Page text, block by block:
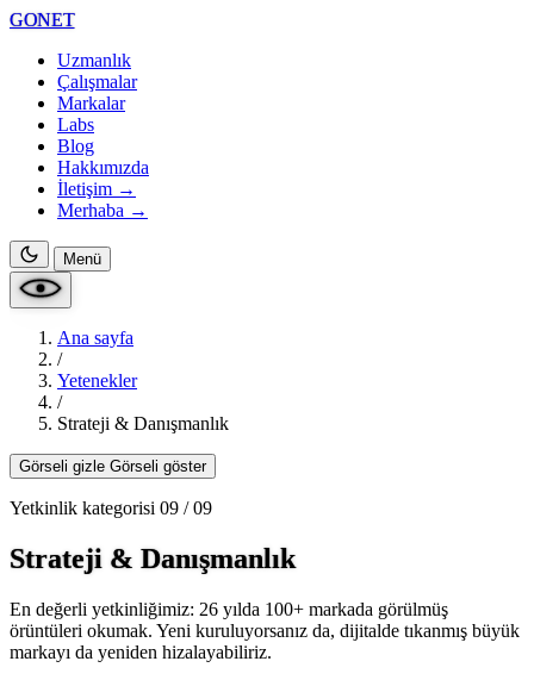
GONET
Uzmanlık
Çalışmalar
Markalar
Labs
Blog
Hakkımızda
İletişim →
Merhaba →
Menü
Ana sayfa
/
Yetenekler
/
Strateji & Danışmanlık
Görseli gizle Görseli göster
Yetkinlik kategorisi 09 / 09
Strateji & Danışmanlık
En değerli yetkinliğimiz: 26 yılda 100+ markada görülmüş
örüntüleri okumak. Yeni kuruluyorsanız da, dijitalde tıkanmış büyük
markayı da yeniden hizalayabiliriz.